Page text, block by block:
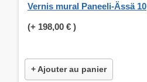
Vernis mural Paneeli-Ässä 10
(+ 198,00 € )
+ Ajouter au panier